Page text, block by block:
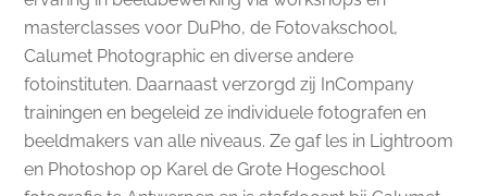
masterclasses voor DuPho, de Fotovakschool,
Calumet Photographic en diverse andere
fotoinstituten. Daarnaast verzorgd zij InCompany
trainingen en begeleid ze individuele fotografen en
beeldmakers van alle niveaus. Ze gaf les in Lightroom
en Photoshop op Karel de Grote Hogeschool